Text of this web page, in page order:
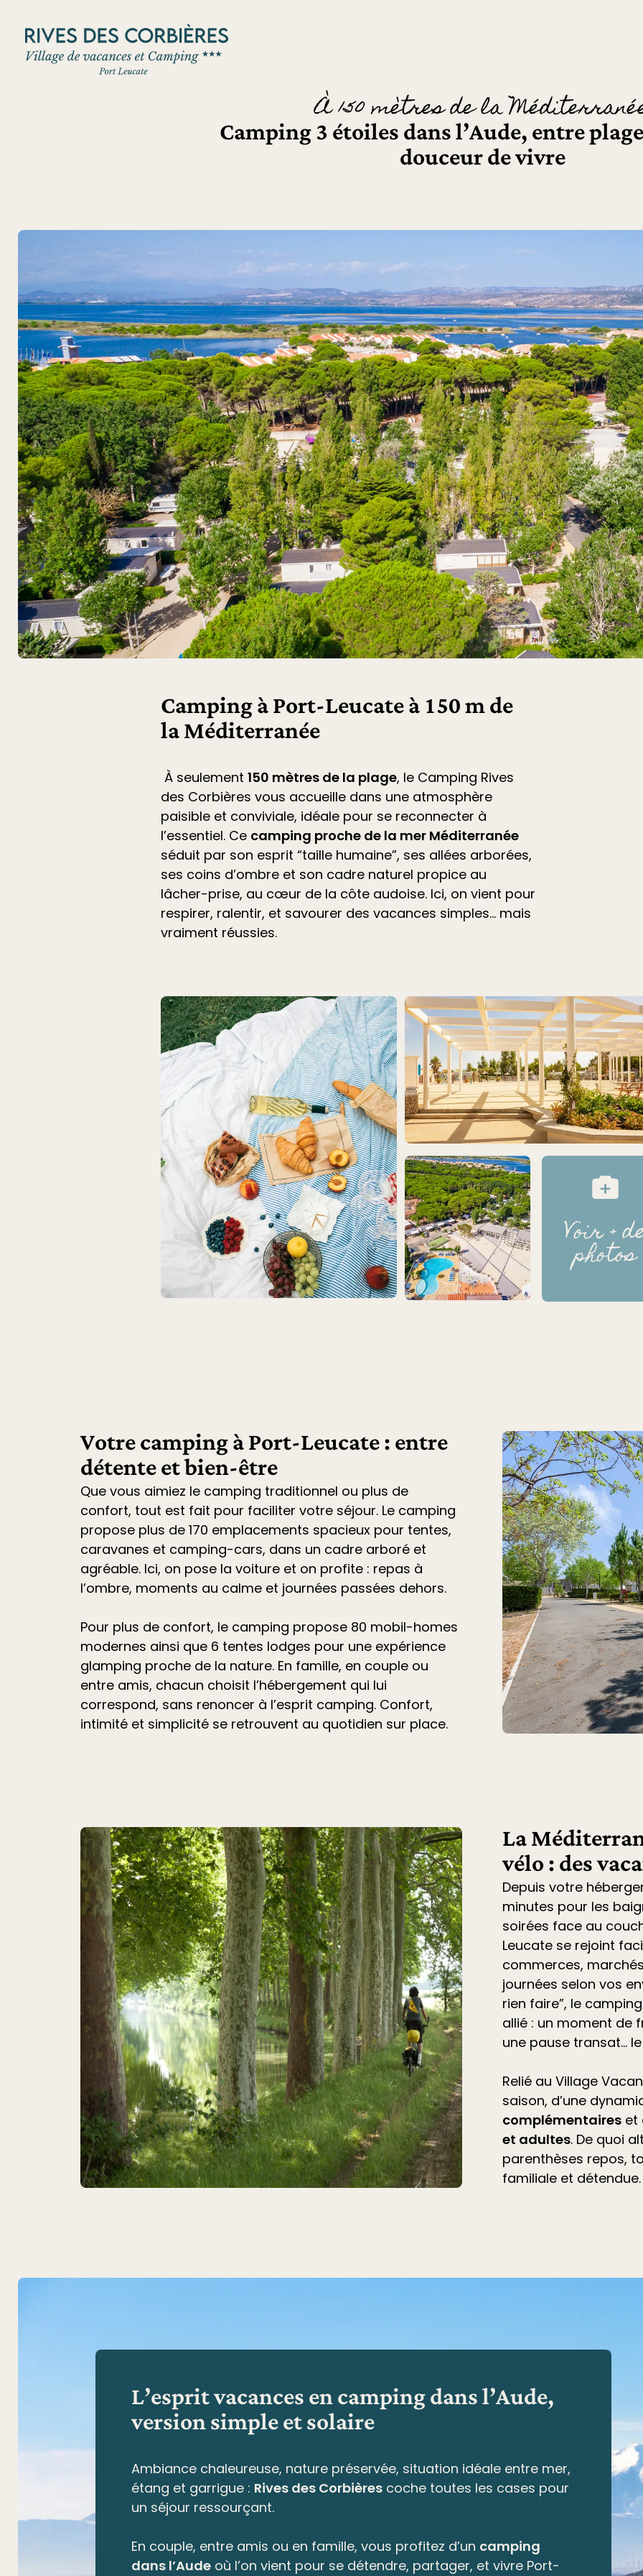
À 150 mètres de la
Camping 3 étoiles dans l’Aude, entre
douceur de vivre
Camping à Port-Leucate à 150 m de
la Méditerranée
À seulement 150 mètres de la plage, le Camping Rives
des Corbières vous accueille dans une atmosphère
paisible et conviviale, idéale pour se reconnecter à
l’essentiel. Ce camping proche de la mer Méditerranée
séduit par son esprit “taille humaine”, ses allées arborées,
ses coins d’ombre et son cadre naturel propice au
lâcher-prise, au cœur de la côte audoise. Ici, on vient pour
respirer, ralentir, et savourer des vacances simples… mais
vraiment réussies.
Voir +
photos
Votre camping à Port-Leucate : entre
détente et bien-être
Que vous aimiez le camping traditionnel ou plus de
confort, tout est fait pour faciliter votre séjour. Le camping
propose plus de 170 emplacements spacieux pour tentes,
caravanes et camping-cars, dans un cadre arboré et
agréable. Ici, on pose la voiture et on profite : repas à
l’ombre, moments au calme et journées passées dehors.
Pour plus de confort, le camping propose 80 mobil-homes
modernes ainsi que 6 tentes lodges pour une expérience
glamping proche de la nature. En famille, en couple ou
entre amis, chacun choisit l’hébergement qui lui
correspond, sans renoncer à l’esprit camping. Confort,
intimité et simplicité se retrouvent au quotidien sur place.
La
vélo : des
Depuis votre
minutes pour les
soirées face au
Leucate se rejoint
commerces,
journées selon vos
rien faire”, le
allié : un moment de
une pause transat…
Relié au Village
saison, d’une
complémentaires et
et adultes. De quoi
parenthèses repos,
familiale et détendue.
L’esprit vacances en camping dans l’Aude,
version simple et solaire
Ambiance chaleureuse, nature préservée, situation idéale entre mer,
étang et garrigue : Rives des Corbièrescoche toutes les cases pour
un séjour ressourçant.
En couple, entre amis ou en famille, vous profitez d’un camping
dans l’Audeoù l’on vient pour se détendre, partager, et vivre Port-